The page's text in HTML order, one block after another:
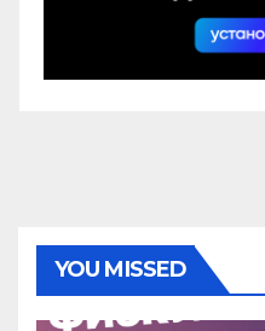
YOU MISSED